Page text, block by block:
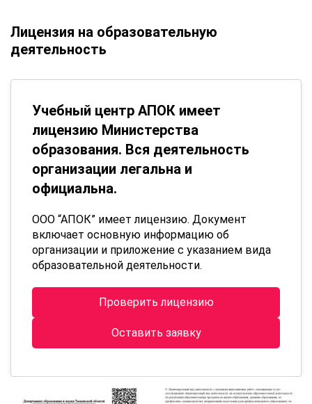
Лицензия на образовательную
деятельность
Учебный центр АПОК имеет
лицензию Министерства
образования. Вся деятельность
организации легальна и
официальна.
ООО “АПОК” имеет лицензию. Документ
включает основную информацию об
организации и приложение с указанием вида
образовательной деятельности.
Проверить лицензию
Оставить заявку